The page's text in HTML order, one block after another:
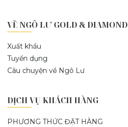
VỀ NGÔ LƯ GOLD & DIAMOND
Xuất khẩu
Tuyển dụng
Câu chuyện về Ngô Lư
DỊCH VỤ KHÁCH HÀNG
PHƯƠNG THỨC ĐẶT HÀNG